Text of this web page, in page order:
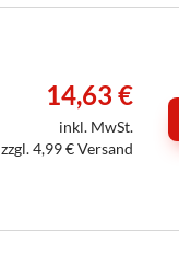
14,63 €
inkl. MwSt.
zzgl. 4,99 € Versand